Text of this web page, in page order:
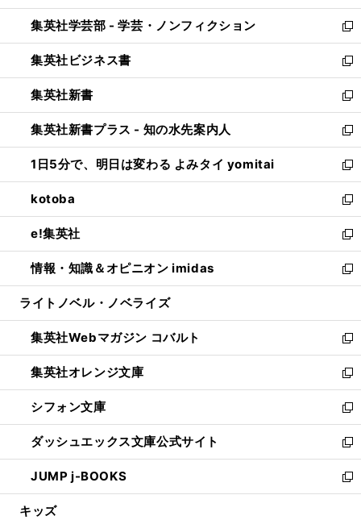
開
く
ウ
で
開
く
ン
ド
ウ
で
開
く
ウ
ィ
ン
ド
ウ
で
開
く
集英社学芸部 - 学芸・ノンフィクション
新
し
い
ウ
ィ
ン
ド
ウ
で
開
く
集英社ビジネス書
新
し
い
ウ
ィ
ン
ド
ウ
で
開
く
集英社新書
新
し
い
ウ
ィ
ン
ド
ウ
で
開
く
集英社新書プラス - 知の水先案内人
新
し
い
ウ
ィ
ン
ド
ウ
で
開
1日5分で、明日は変わる よみタイ yomitai
新
し
い
ウ
ィ
ン
ド
ウ
開
く
kotoba
新
し
い
ウ
ィ
ン
ウ
で
開
く
e!集英社
新
し
い
ウ
ン
ド
ウ
で
開
く
情報・知識＆オピニオン imidas
新
し
ウ
ィ
ン
ド
ウ
で
開
く
ライトノベル・ノベライズ
集英社Webマガジン コバルト
新
し
い
ウ
ィ
ン
ド
ウ
で
開
集英社オレンジ文庫
新
し
い
ウ
ィ
ン
ド
ウ
シフォン文庫
新
し
い
ウ
ィ
ン
ダッシュエックス文庫公式サイト
新
し
い
ウ
JUMP j-BOOKS
新
し
キッズ